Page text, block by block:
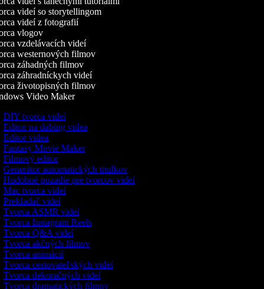
videí so storytellingom
videí z fotografií
vlogov
vzdelávacích videí
westernových filmov
záhadných filmov
záhradníckych videí
životopisných filmov
Video Maker
DIY tvorca videí
Editor na dabing videa
Editor videa
Fantasy Movie Maker
Filmový editor
Generátor automatických titulkov
Hudobné pozadie pre tvorcov videí
Mac tvorca videí
Prekladač videí
Tvorca ASMR videí
Tvorca Instagram Reels
Tvorca Q&A videí
Tvorca akčných filmov
Tvorca animácií
Tvorca cestovateľských videí
Tvorca dekoračných videí
Tvorca dramatických filmov